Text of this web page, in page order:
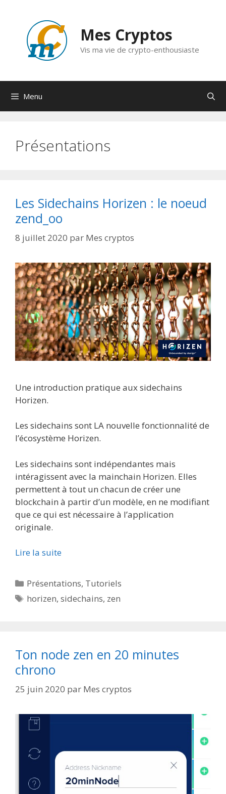
contenu
Mes Cryptos
Vis ma vie de crypto-enthousiaste
Menu
Présentations
Les Sidechains Horizen : le noeud
zend_oo
8 juillet 2020 par Mes cryptos
Une introduction pratique aux sidechains
Horizen.
Les sidechains sont LA nouvelle fonctionnalité de
l’écosystème Horizen.
Les sidechains sont indépendantes mais
intéragissent avec la mainchain Horizen. Elles
permettent à tout un chacun de créer une
blockchain à partir d’un modèle, en ne modifiant
que ce qui est nécessaire à l’application
originale.
Lire la suite
Catégories
Présentations, Tutoriels
Étiquettes
horizen,sidechains, zen
Ton node zen en 20 minutes
chrono
25 juin 2020 par Mes cryptos